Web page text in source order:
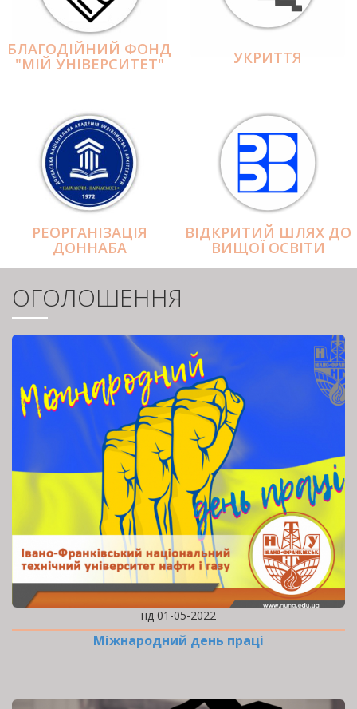
БЛАГОДІЙНИЙ ФОНД
"МІЙ УНІВЕРСИТЕТ" УКРИТТЯ
РЕОРГАНІЗАЦІЯ
ДОННАБА
ВІДКРИТИЙ ШЛЯХ ДО
ВИЩОЇ ОСВІТИ
ОГОЛОШЕННЯ
нд 01-05-2022
Міжнародний день праці